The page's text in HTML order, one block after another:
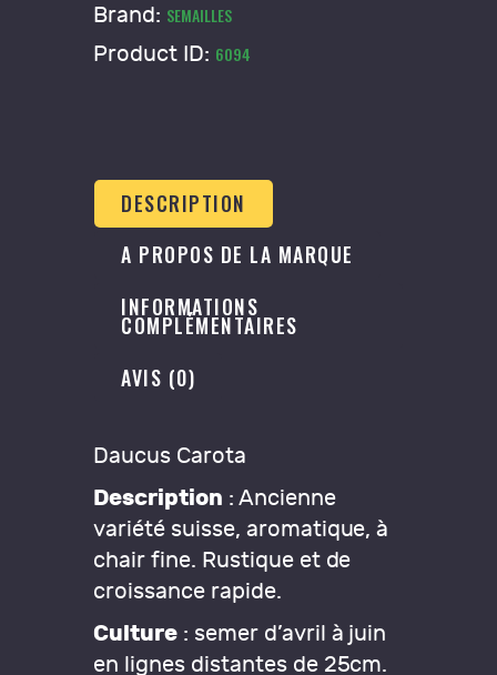
Brand: SEMAILLES
Product ID: 6094
DESCRIPTION
A PROPOS DE LA MARQUE
INFORMATIONS
COMPLÉMENTAIRES
AVIS (0)
Daucus Carota
Description : Ancienne
variété suisse, aromatique, à
chair fine. Rustique et de
croissance rapide.
Culture: semer d’avril à juin
en lignes distantes de 25cm.